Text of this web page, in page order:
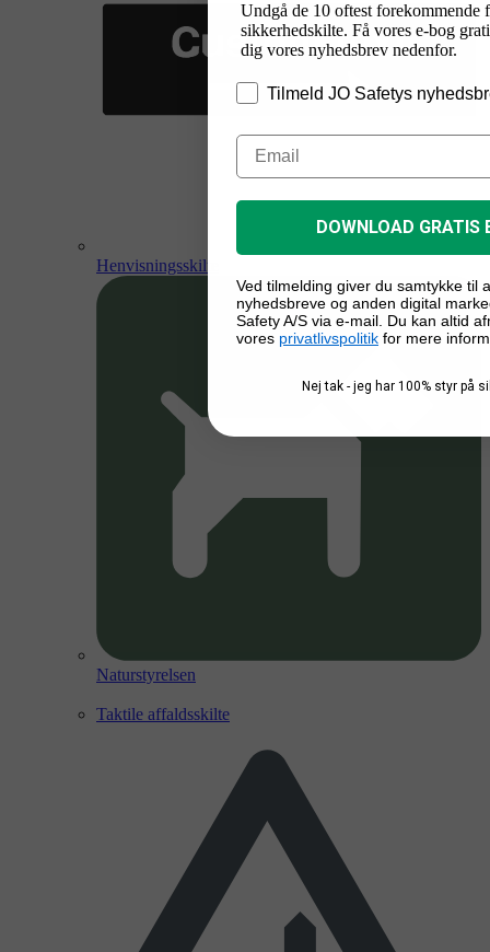
Henvisningsskilte
Naturstyrelsen
Taktile affaldsskilte
Undgå de 10 oftest forekommende
sikkerhedskilte. Få vores e-bog
dig vores nyhedsbrev nedenfor.
Tilmeld JO Safetys
DOWNLOAD GRATIS
Ved tilmelding giver du samtykke til
nyhedsbreve og anden digital
Safety A/S via e-mail. Du kan altid
vores privatlivspolitik for mere
Nej tak - jeg har 100% styr på